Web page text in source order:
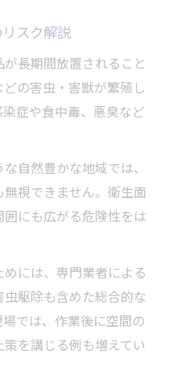
スク解説
長期間放置されること
の害虫・害獣が繁殖し
症や食中毒、悪臭など
自然豊かな地域では、
視できません。衛生面
にも広がる危険性をは
には、専門業者による
駆除も含めた総合的な
では、作業後に空間の
を講じる例も増えてい